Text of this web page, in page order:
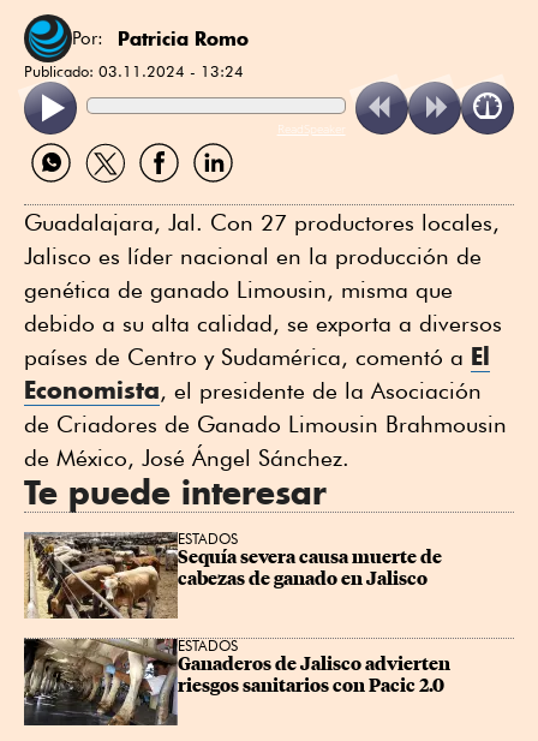
Por: Patricia Romo
Publicado: 03.11.2024 - 13:24
ReadSpeaker
Compartir
por
Compartir
por
Compartir
por
Compartir
por
Guadalajara, Jal. Con 27 productores locales,
Jalisco es líder nacional en la producción de
genética de ganado Limousin, misma que
debido a su alta calidad, se exporta a diversos
países de Centro y Sudamérica, comentó a El
Economista, el presidente de la Asociación
de Criadores de Ganado Limousin Brahmousin
de México, José Ángel Sánchez.
Te puede interesar
ESTADOS
Sequía severa causa muerte de
cabezas de ganado en Jalisco
ESTADOS
Ganaderos de Jalisco advierten
riesgos sanitarios con Pacic 2.0